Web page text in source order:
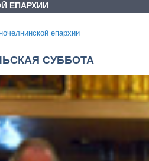
ЕПАРХИИ
епархии
СУББОТА